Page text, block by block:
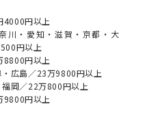
4000円以上
川・愛知・滋賀・京都・大
円以上
8800円以上
広島／23万9800円以上
岡／22万800円以上
9800円以上